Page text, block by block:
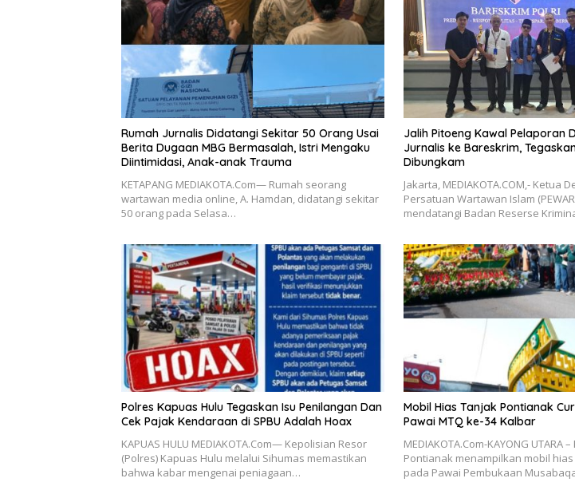
Rumah Jurnalis Didatangi Sekitar 50 Orang Usai
Berita Dugaan MBG Bermasalah, Istri Mengaku
Diintimidasi, Anak-anak Trauma
KETAPANG MEDIAKOTA.Com— Rumah seorang
wartawan media online, A. Hamdan, didatangi sekitar
50 orang pada Selasa…
Jalih Pitoeng Kawal Pelaporan
Jurnalis ke Bareskrim,
Dibungkam
Jakarta, MEDIAKOTA.COM,- Ketua
Persatuan Wartawan Islam
mendatangi Badan Reserse
Polres Kapuas Hulu Tegaskan Isu Penilangan Dan
Cek Pajak Kendaraan di SPBU Adalah Hoax
KAPUAS HULU MEDIAKOTA.Com— Kepolisian Resor
(Polres) Kapuas Hulu melalui Sihumas memastikan
bahwa kabar mengenai peniagaan…
Mobil Hias Tanjak Pontianak
Pawai MTQ ke-34 Kalbar
MEDIAKOTA.Com-KAYONG UTARA
Pontianak menampilkan mobil
pada Pawai Pembukaan